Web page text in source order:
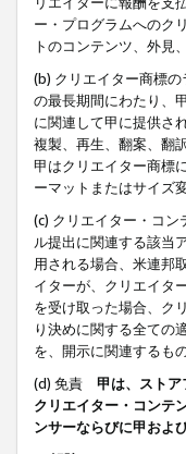
ー・プログラムへのク
トのコンテンツ、外見
(b) クリエイター商標
の最長期間にわたり、
に関連して甲に提供さ
複製、再生、翻案、翻
甲はクリエイター商標
ーマットまたはサイズ
(c) クリエイター・コ
ル提出に関連する該当
用される場合、米連邦
イターが、クリエイタ
を受け取った場合、ク
り決めに関する全ての
を、開示に関連するも
(d) 免責 甲は、スト
クリエイター・コンテ
ンサーならびに甲およ